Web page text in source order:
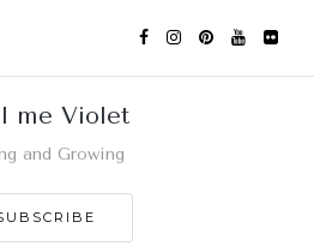
me Violet
and Growing